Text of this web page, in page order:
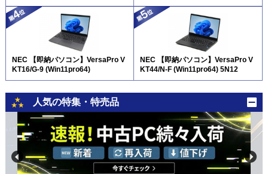
NEC 【即納パソコン】VersaPro V
KT16/G-9 (Win11pro64)
NEC 【即納パソコン】VersaPro V
KT44/N-F (Win11pro64) 5N12
人気の特集・特売品